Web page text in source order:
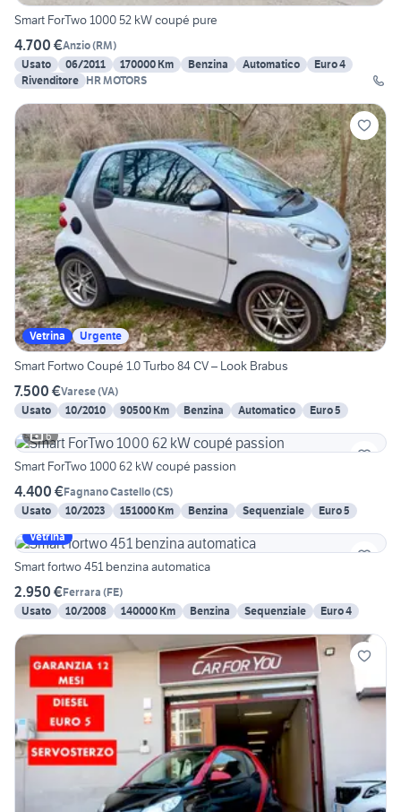
Smart ForTwo 1000 52 kW coupé pure
4.700 €Anzio(RM)
Usato
06/2011 170000 Km Benzina Automatico
Euro 4
Rivenditore HR MOTORS
Vetrina Urgente
Smart Fortwo Coupé 1.0 Turbo 84 CV – Look Brabus
7.500 €Varese(VA)
Usato
10/2010 90500 Km Benzina Automatico
Euro 5
6
Smart ForTwo 1000 62 kW coupé passion
4.400 €Fagnano Castello(CS)
Usato
10/2023 151000 Km Benzina Sequenziale
Euro 5
Vetrina
Smart fortwo 451 benzina automatica
2.950 €Ferrara (FE)
Usato
10/2008 140000 Km Benzina Sequenziale Euro 4